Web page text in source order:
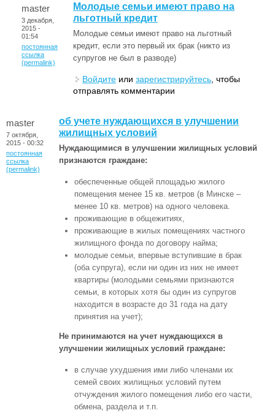
master
3 декабря,
2015 -
01:54
постоянная
ссылка
(permalink)
Молодые семьи имеют право на
льготный кредит
Молодые семьи имеют право на льготный
кредит, если это первый их брак (никто из
супругов не был в разводе)
Войдите или зарегистрируйтесь , чтобы
отправлять комментарии
master
7 октября,
2015 - 00:32
постоянная
ссылка
(permalink)
об учете нуждающихся в улучшении
жилищных условий
Нуждающимися в улучшении жилищных условий
признаются граждане:
обеспеченные общей площадью жилого
помещения менее 15 кв. метров (в Минске –
менее 10 кв. метров) на одного человека.
проживающие в общежитиях,
проживающие в жилых помещениях частного
жилищного фонда по договору найма;
молодые семьи, впервые вступившие в брак
(оба супруга), если ни один из них не имеет
квартиры (молодыми семьями признаются
семьи, в которых хотя бы один из супругов
находится в возрасте до 31 года на дату
принятия на учет);
Не принимаются на учет нуждающихся в
улучшении жилищных условий граждане:
в случае ухудшения ими либо членами их
семей своих жилищных условий путем
отчуждения жилого помещения либо его части,
обмена, раздела и т.п.